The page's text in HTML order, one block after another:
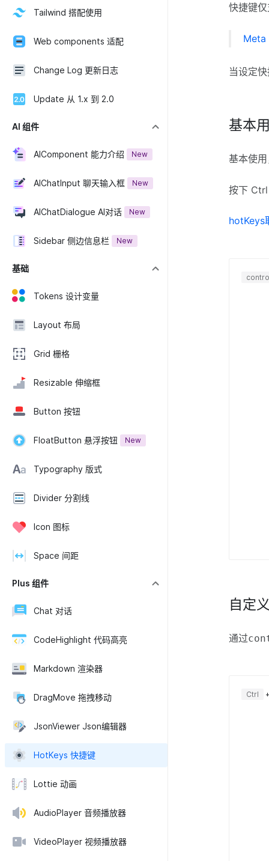
Tailwind 搭配使用
Web components 适配
Change Log 更新日志
Update 从 1.x 到 2.0
AI 组件
AIComponent 能力介绍 New
AIChatInput 聊天输入框 New
AIChatDialogue AI对话 New
Sidebar 侧边信息栏 New
基础
Tokens 设计变量
Layout 布局
Grid 栅格
Resizable 伸缩框
Button 按钮
FloatButton 悬浮按钮 New
Typography 版式
Divider 分割线
Icon 图标
Space 间距
Plus 组件
Chat 对话
CodeHighlight 代码高亮
Markdown 渲染器
DragMove 拖拽移动
JsonViewer Json编辑器
HotKeys 快捷键
Lottie 动画
AudioPlayer 音频播放器
VideoPlayer 视频播放器
快捷键
Meta
当设定
基本
基本使
按下
hotKeys
自定
通过
Ctrl